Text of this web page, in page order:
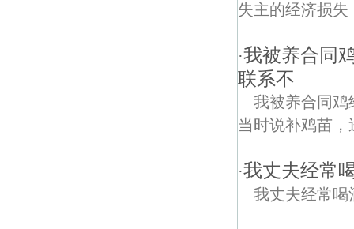
失主的经济损
·我被养合同
联系不
我被养合同鸡
当时说补鸡苗
·我丈夫经常
我丈夫经常喝